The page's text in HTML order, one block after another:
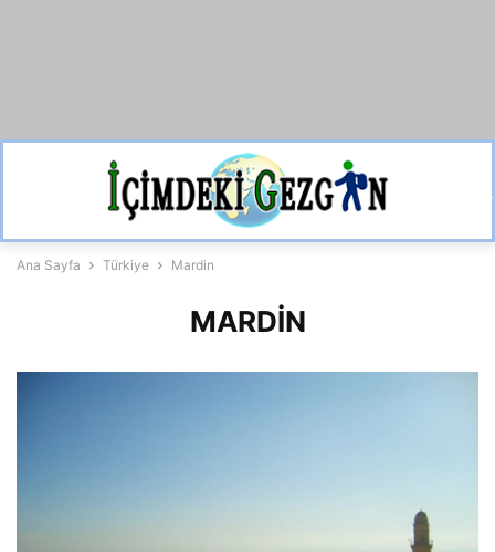
Ana Sayfa Türkiye Mardin
MARDIN